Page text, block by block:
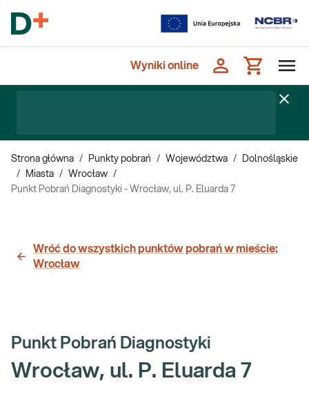
Wyniki online
Strona główna / Punkty pobrań / Województwa /
Dolnośląskie
/
Miasta / Wrocław /
Punkt Pobrań Diagnostyki - Wrocław, ul. P. Eluarda 7
Wróć do wszystkich punktów pobrań w mieście:
Wrocław
Punkt Pobrań Diagnostyki
Wrocław, ul. P. Eluarda 7